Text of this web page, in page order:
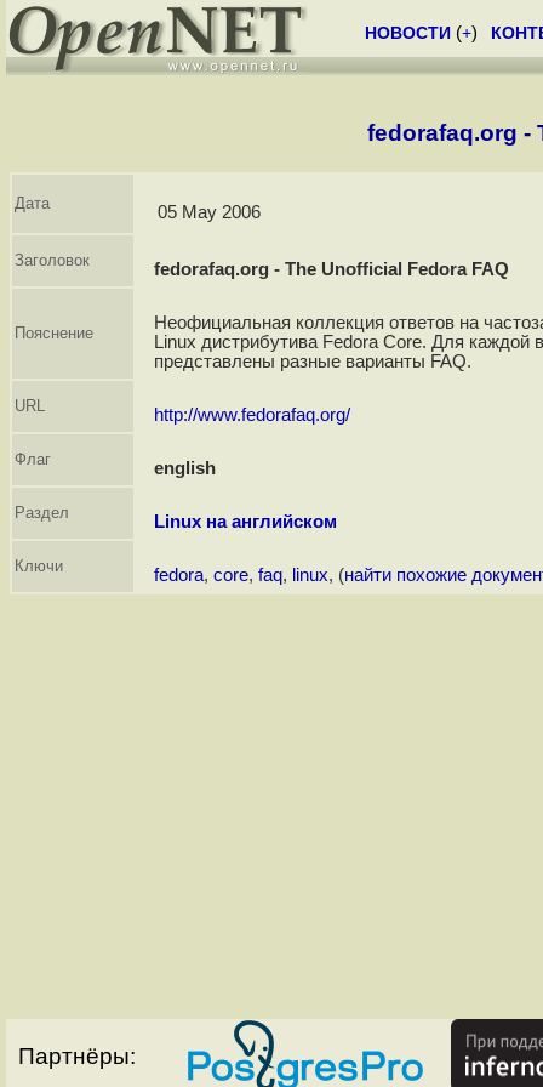
НОВОСТИ (+)
fedorafaq.org -
Дата 05 May 2006
Заголовок fedorafaq.org - The Unofficial Fedora FAQ
Пояснение
Неофициальная коллекция ответов на
Linux дистрибутива Fedora Core. Для каждой
представлены разные варианты FAQ.
URL http://www.fedorafaq.org/
Флаг english
Раздел Linux на английском
Ключи fedora, core, faq, linux, (найти похожие
Партнёры: